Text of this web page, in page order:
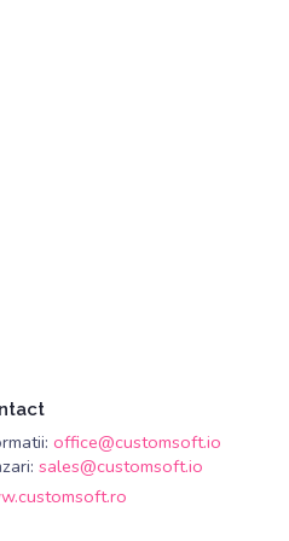
office@customsoft.io
sales@customsoft.io